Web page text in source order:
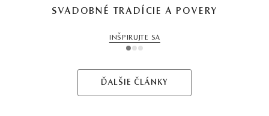
SVADOBNÉ TRADÍCIE A POVERY
INŠPIRUJTE SA
1 2 3
ĎALŠIE ČLÁNKY